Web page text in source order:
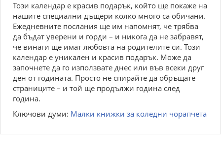
Този календар е красив подарък, който ще покаже на
нашите специални дъщери колко много са обичани.
Ежедневните послания ще им напомнят, че трябва
да бъдат уверени и горди – и никога да не забравят,
че винаги ще имат любовта на родителите си. Този
календар е уникален и красив подарък. Може да
започнете да го използвате днес или във всеки друг
ден от годината. Просто не спирайте да обръщате
страниците – и той ще продължи година след
година.
Ключови думи: Малки книжки за коледни чорапчета